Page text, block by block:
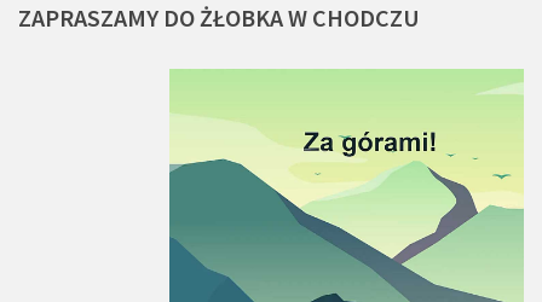
ZAPRASZAMY DO ŻŁOBKAW CHODCZU